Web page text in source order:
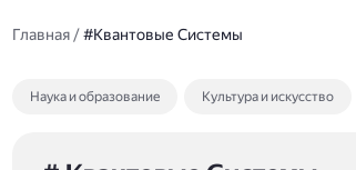
Главная/#Квантовые Системы
Наука и образование Культура и искусство